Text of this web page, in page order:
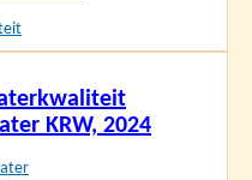
KRW, 2024